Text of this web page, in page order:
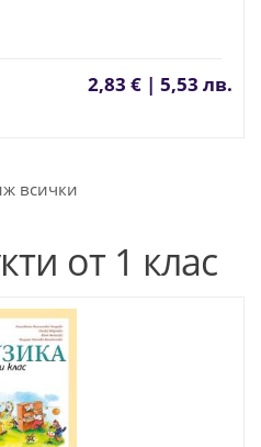
2,83 € | 5,53 лв.
всички
от 1 клас